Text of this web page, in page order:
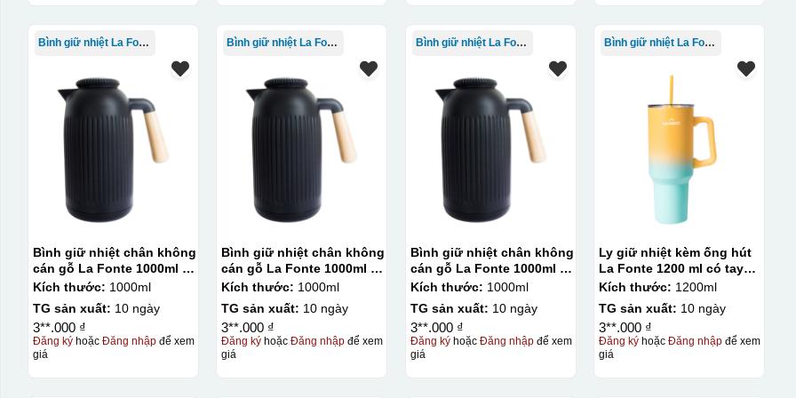
Bình giữ nhiệt La Fonte
Bình giữ nhiệt chân không
cán gỗ La Fonte 1000ml –
011679
Kích thước: 1000ml
TG sản xuất: 10 ngày
3**.000 ₫
Đăng kýhoặc Đăng nhậpđể xem
giá
Bình giữ nhiệt La Fonte
Bình giữ nhiệt chân không
cán gỗ La Fonte 1000ml –
011679
Kích thước: 1000ml
TG sản xuất: 10 ngày
3**.000 ₫
Đăng ký hoặcĐăng nhập để xem
giá
Bình giữ nhiệt La Fonte
Bình giữ nhiệt chân không
cán gỗ La Fonte 1000ml –
011679
Kích thước: 1000ml
TG sản xuất: 10 ngày
3**.000 ₫
Đăng kýhoặc Đăng nhậpđể xem
giá
Bình giữ nhiệt La Fonte
Ly giữ nhiệt kèm ống hút
La Fonte 1200 ml có tay
cầm – 012317
Kích thước: 1200ml
TG sản xuất: 10 ngày
3**.000 ₫
Đăng ký hoặcĐăng nhập để xem
giá